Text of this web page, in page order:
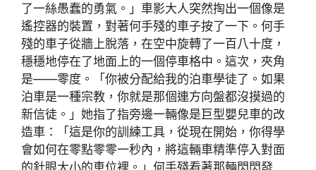
了一絲愚蠢的勇氣。」車影大人突然掏出一個像是
遙控器的裝置，對著何手殘的車子按了一下。何手
殘的車子從牆上脫落，在空中旋轉了一百八十度，
穩穩地停在了地面上的一個停車格中。這次，夾角
是——零度。「你被分配給我的泊車學徒了。如果
泊車是一種宗教，你就是那個連方向盤都沒摸過的
新信徒。」她指了指旁邊一輛像是巨型嬰兒車的改
造車：「這是你的訓練工具，從現在開始，你得學
會如何在零點零零一秒內，將這輛車精準停入對面
的針眼大小的車位裡。」何手殘看著那輛閃閃發